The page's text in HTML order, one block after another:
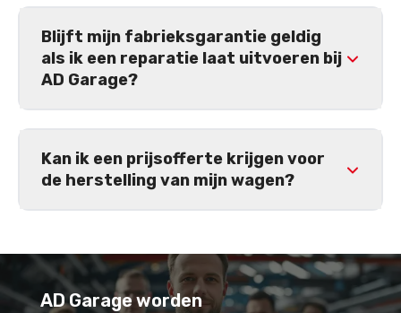
Blijft mijn fabrieksgarantie geldig
als ik een reparatie laat uitvoeren bij
AD Garage?
Kan ik een prijsofferte krijgen voor
de herstelling van mijn wagen?
AD Garage worden